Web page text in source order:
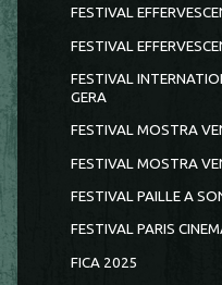
FESTIVAL
FESTIVAL
FESTIVAL
GERA
FESTIVAL MOSTRA
FESTIVAL MOSTRA
FESTIVAL PAILLE A
FESTIVAL PARIS
FICA 2025